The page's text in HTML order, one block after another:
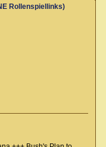
Rollenspiellinks)